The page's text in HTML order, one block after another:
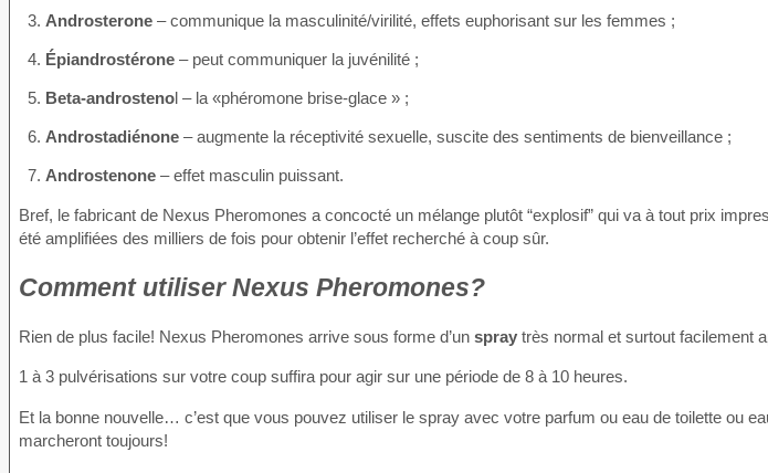
Androsterone – communique la masculinité/virilité, effets euphorisant sur les femmes ;
Épiandrostérone – peut communiquer la juvénilité ;
Beta-androstenol – la «phéromone brise-glace » ;
Androstadiénone – augmente la réceptivité sexuelle, suscite des sentiments de bienveillance ;
Androstenone – effet masculin puissant.
Bref, le fabricant de Nexus Pheromones a concocté un mélange plutôt “explosif” qui va à tout prix
été amplifiées des milliers de fois pour obtenir l’effet recherché à coup sûr.
Comment utiliser Nexus Pheromones?
Rien de plus facile! Nexus Pheromones arrive sous forme d’un spray très normal et surtout facilement
1 à 3 pulvérisations sur votre coup suffira pour agir sur une période de 8 à 10 heures.
Et la bonne nouvelle… c’est que vous pouvez utiliser le spray avec votre parfum ou eau de toilette ou
marcheront toujours!